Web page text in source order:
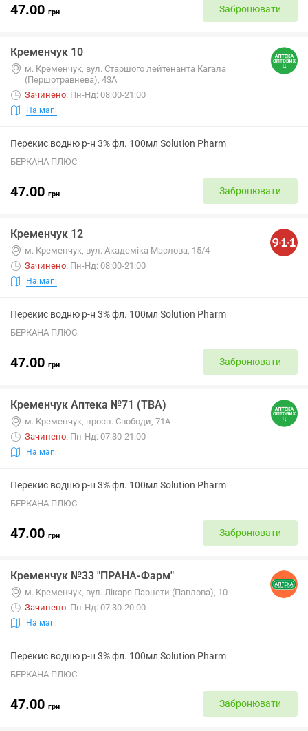
47.00 грн Забронювати
Кременчук 10
м. Кременчук, вул. Старшого лейтенанта Кагала
(Першотравнева), 43А
Зачинено. Пн-Нд: 08:00-21:00
На мапі
Перекис водню р-н 3% фл. 100мл Solution Pharm
БЕРКАНА ПЛЮС
47.00 грн Забронювати
Кременчук 12
м. Кременчук, вул. Академіка Маслова, 15/4
Зачинено. Пн-Нд: 08:00-21:00
На мапі
Перекис водню р-н 3% фл. 100мл Solution Pharm
БЕРКАНА ПЛЮС
47.00 грн Забронювати
Кременчук Аптека №71 (ТВА)
м. Кременчук, просп. Свободи, 71А
Зачинено. Пн-Нд: 07:30-21:00
На мапі
Перекис водню р-н 3% фл. 100мл Solution Pharm
БЕРКАНА ПЛЮС
47.00 грн Забронювати
Кременчук №33 "ПРАНА-Фарм"
м. Кременчук, вул. Лікаря Парнети (Павлова), 10
Зачинено. Пн-Нд: 07:30-20:00
На мапі
Перекис водню р-н 3% фл. 100мл Solution Pharm
БЕРКАНА ПЛЮС
47.00 грн Забронювати